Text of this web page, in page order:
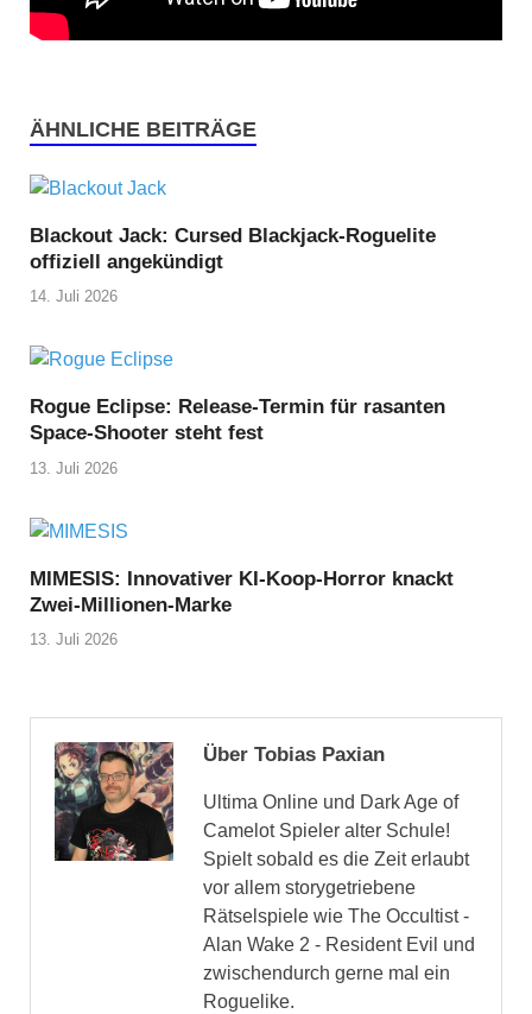
ÄHNLICHE BEITRÄGE
Blackout Jack: Cursed Blackjack-Roguelite
offiziell angekündigt
14. Juli 2026
Rogue Eclipse: Release-Termin für rasanten
Space-Shooter steht fest
13. Juli 2026
MIMESIS: Innovativer KI-Koop-Horror knackt
Zwei-Millionen-Marke
13. Juli 2026
Über Tobias Paxian
Ultima Online und Dark Age of
Camelot Spieler alter Schule!
Spielt sobald es die Zeit erlaubt
vor allem storygetriebene
Rätselspiele wie The Occultist -
Alan Wake 2 - Resident Evil und
zwischendurch gerne mal ein
Roguelike.